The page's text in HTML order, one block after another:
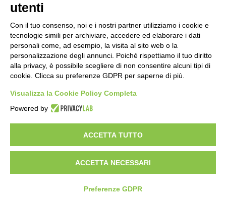
utenti
Con il tuo consenso, noi e i nostri partner utilizziamo i cookie e
tecnologie simili per archiviare, accedere ed elaborare i dati
personali come, ad esempio, la visita al sito web o la
personalizzazione degli annunci. Poiché rispettiamo il tuo diritto
alla privacy, è possibile scegliere di non consentire alcuni tipi di
cookie. Clicca su preferenze GDPR per saperne di più.
Visualizza la Cookie Policy Completa
Powered by
ACCETTA TUTTO
ACCETTA NECESSARI
Preferenze GDPR